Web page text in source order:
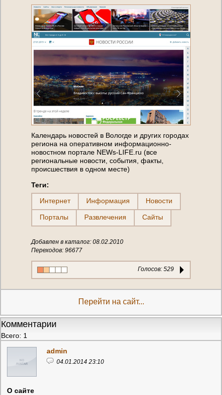
Календарь новостей в Вологде и других городах
региона на оперативном информационно-
новостном портале NEWs-LIFE.ru (все
региональные новости, события, факты,
происшествия в одном месте)
Теги:
Интернет
Информация Новости
Порталы Развлечения Сайты
Добавлен в каталог: 08.02.2010
Переходов: 96677
Голосов: 529
Перейти на сайт...
Комментарии
Всего: 1
admin
04.01.2014 23:10
О сайте